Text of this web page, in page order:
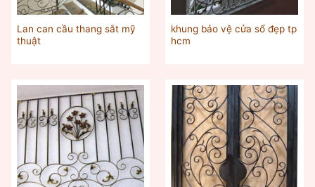
Lan can cầu thang sắt mỹ
thuật
khung bảo vệ cửa sổ đẹp tp
hcm